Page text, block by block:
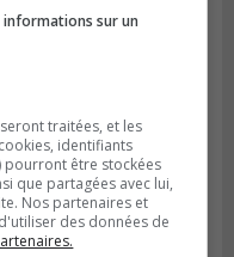
sur un
traitées, et les
identifiants
pourront être stockées
que partagées avec lui,
Nos partenaires et
des données de